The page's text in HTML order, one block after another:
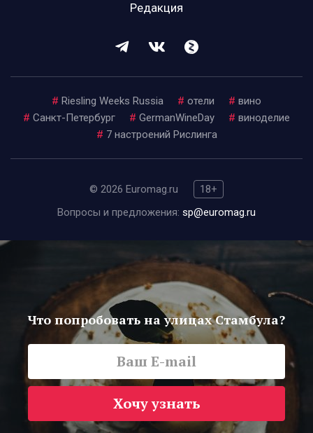
Редакция
# Riesling Weeks Russia # отели # вино
# Санкт-Петербург # GermanWineDay # виноделие
# 7 настроений Рислинга
© 2026 Euromag.ru
18+
Вопросы и предложения: sp@euromag.ru
Что попробовать на улицах Стамбула?
Хочу узнать